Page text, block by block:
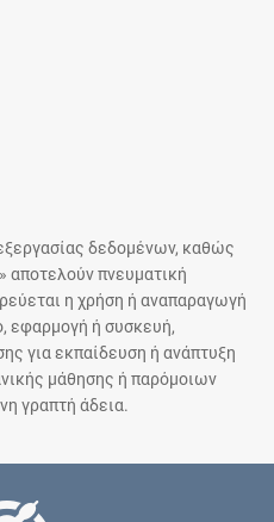
δεδομένων, καθώς
αποτελούν πνευματική
η χρήση ή αναπαραγωγή
εφαρμογή ή συσκευή,
για εκπαίδευση ή ανάπτυξη
μάθησης ή παρόμοιων
γραπτή άδεια.